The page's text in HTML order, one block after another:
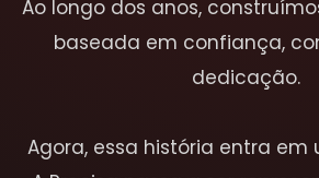
Ao longo dos anos,
baseada em confiança,
dedicação.
Agora, essa história entra em